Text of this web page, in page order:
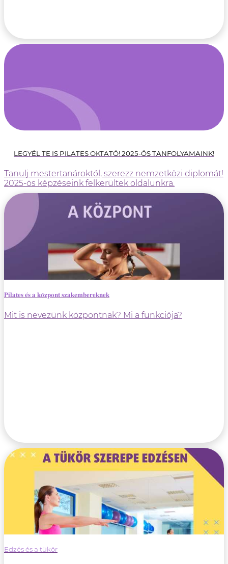
LEGYÉL TE IS PILATES OKTATÓ! 2025-ÖS TANFOLYAMAINK!
Tanulj mestertanároktól, szerezz nemzetközi diplomát!
2025-ös képzéseink felkerültek oldalunkra.
𝐏𝐢𝐥𝐚𝐭𝐞𝐬 𝐞́𝐬 𝐚 𝐤𝐨̈𝐳𝐩𝐨𝐧𝐭 𝐬𝐳𝐚𝐤𝐞𝐦𝐛𝐞𝐫𝐞𝐤𝐧𝐞𝐤
Mit is nevezünk központnak? Mi a funkciója?
Edzés és a tükör